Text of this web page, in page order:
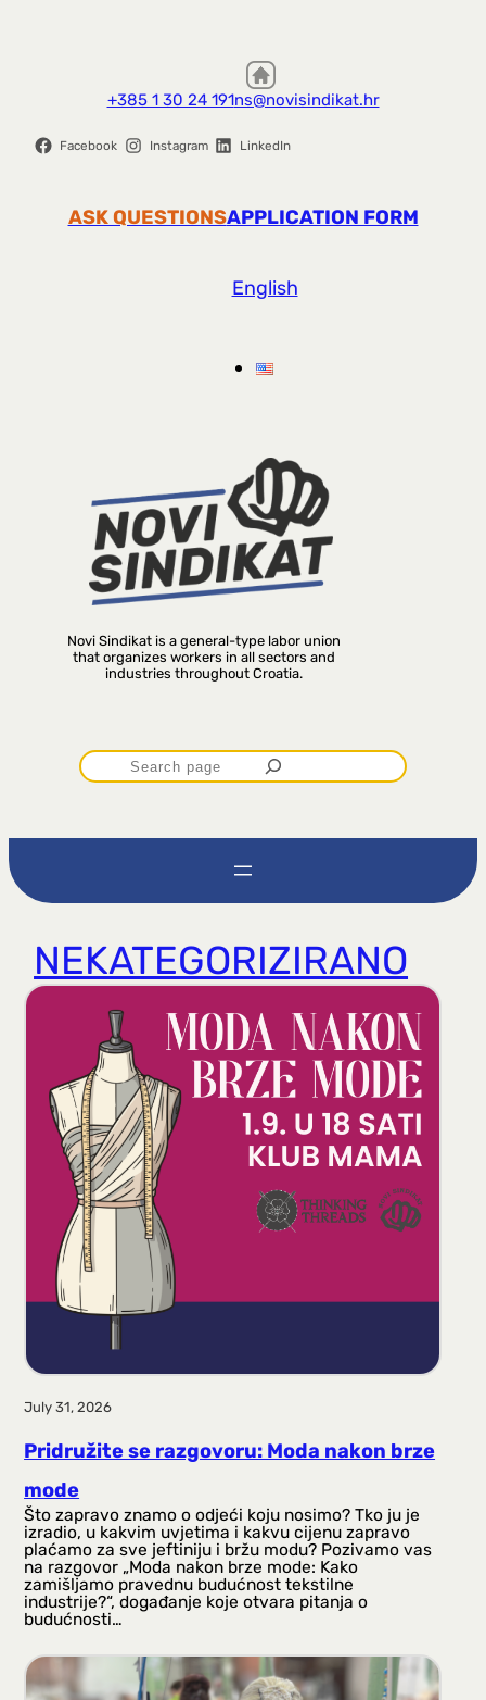
+385 1 30 24 191ns@novisindikat.hr
Facebook Instagram LinkedIn
ASK QUESTIONSAPPLICATION FORM
English
Novi Sindikat is a general-type labor union
that organizes workers in all sectors and
industries throughout Croatia.
P
r
t
r
a
g
a
NEKATEGORIZIRANO
July 31, 2026
Pridružite se razgovoru: Moda nakon brze
mode
Što zapravo znamo o odjeći koju nosimo? Tko ju je
izradio, u kakvim uvjetima i kakvu cijenu zapravo
plaćamo za sve jeftiniju i bržu modu? Pozivamo vas
na razgovor „Moda nakon brze mode: Kako
zamišljamo pravednu budućnost tekstilne
industrije?“, događanje koje otvara pitanja o
budućnosti…